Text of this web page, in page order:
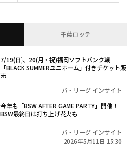
千葉ロッテ
7/19(日)、20(月・祝)福岡ソフトバンク戦
「BLACK SUMMERユニホーム」付きチケット販
売
パ・リーグ インサイト
今年も「BSW AFTER GAME PARTY」開催！
BSW最終日は打ち上げ花火も
パ・リーグ インサイト
2026年5月11日 15:30